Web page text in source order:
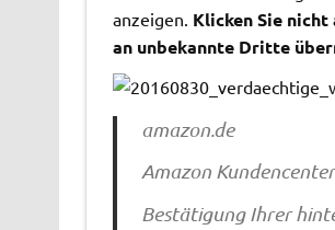
anzeigen. Klicken Sie
an unbekannte Dritte
amazon.de
Amazon Kundencenter
Bestätigung Ihrer